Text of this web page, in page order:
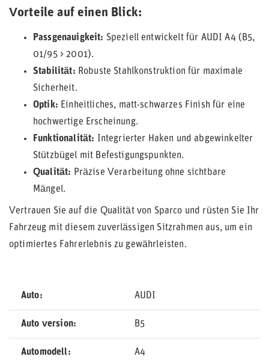
Vorteile auf einen Blick:
Passgenauigkeit: Speziell entwickelt für AUDI A4 (B5,
01/95 > 2001).
Stabilität: Robuste Stahlkonstruktion für maximale
Sicherheit.
Optik: Einheitliches, matt-schwarzes Finish für eine
hochwertige Erscheinung.
Funktionalität: Integrierter Haken und abgewinkelter
Stützbügel mit Befestigungspunkten.
Qualität: Präzise Verarbeitung ohne sichtbare
Mängel.
Vertrauen Sie auf die Qualität von Sparco und rüsten Sie Ihr
Fahrzeug mit diesem zuverlässigen Sitzrahmen aus, um ein
optimiertes Fahrerlebnis zu gewährleisten.
Auto AUDI
Auto version B5
Automodell A4